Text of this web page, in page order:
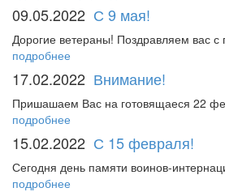
09.05.2022 С 9 мая!
Дорогие ветераны! Поздравляем вас
подробнее
17.02.2022 Внимание!
Пришашаем Вас на готовящаеся 22
подробнее
15.02.2022 С 15 февраля!
Сегодня день памяти воинов-
подробнее